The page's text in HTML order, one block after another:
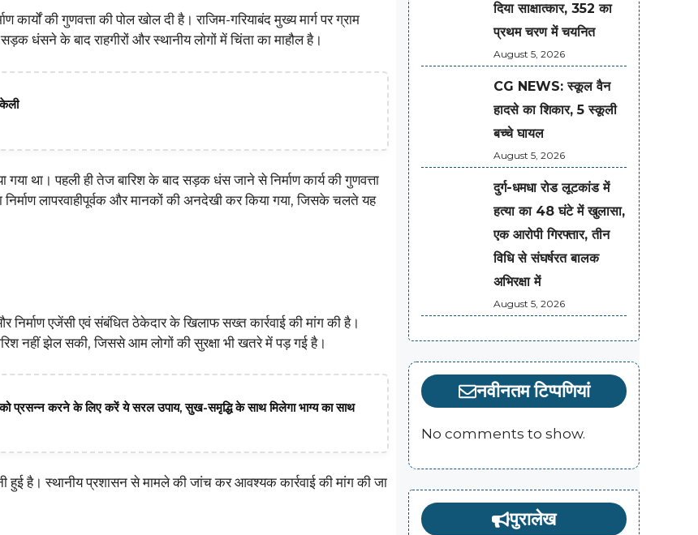
की गुणवत्ता की पोल खोल दी है। राजिम-गरियाबंद मुख्य मार्ग पर ग्राम
धंसने के बाद राहगीरों और स्थानीय लोगों में चिंता का माहौल है।
था। पहली ही तेज बारिश के बाद सड़क धंस जाने से निर्माण कार्य की गुणवत्ता
लापरवाहीपूर्वक और मानकों की अनदेखी कर किया गया, जिसके चलते यह
एजेंसी एवं संबंधित ठेकेदार के खिलाफ सख्त कार्रवाई की मांग की है।
नहीं झेल सकी, जिससे आम लोगों की सुरक्षा भी खतरे में पड़ गई है।
प्रसन्न करने के लिए करें ये सरल उपाय, सुख-समृद्धि के साथ मिलेगा भाग्य का साथ
है। स्थानीय प्रशासन से मामले की जांच कर आवश्यक कार्रवाई की मांग की जा
दिया साक्षात्कार, 352 का
प्रथम चरण में चयनित
August 5, 2026
CG NEWS: स्कूल वैन
हादसे का शिकार, 5 स्कूली
बच्चे घायल
August 5, 2026
दुर्ग-धमधा रोड लूटकांड में
हत्या का 48 घंटे में खुलासा,
एक आरोपी गिरफ्तार, तीन
विधि से संघर्षरत बालक
अभिरक्षा में
August 5, 2026
नवीनतम टिप्पणियां
No comments to show.
पुरालेख